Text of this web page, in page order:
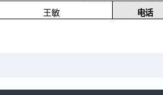
王敏 电话